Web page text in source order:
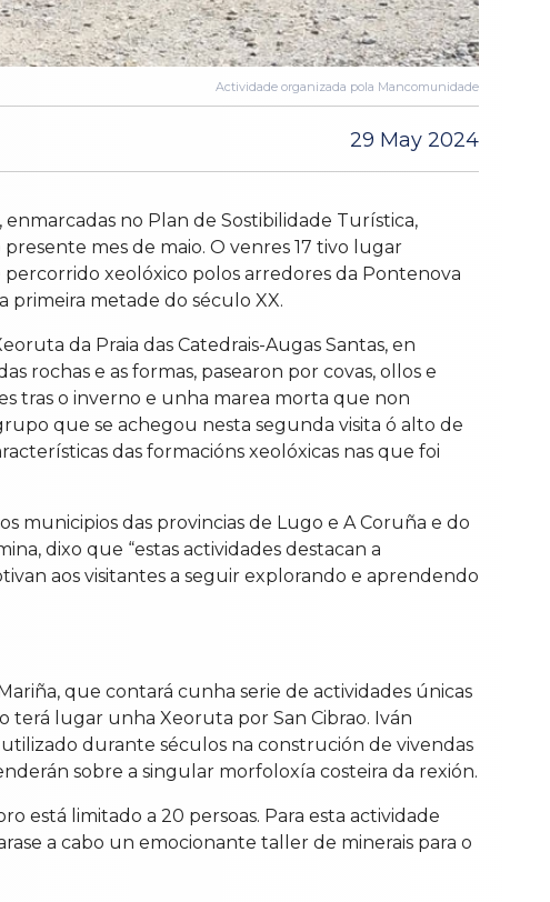
Actividade organizada pola Mancomunidade
29 May 2024
no Plan de Sostibilidade Turística,
mes de maio. O venres 17 tivo lugar
percorrido xeolóxico polos arredores da Pontenova
metade do século XX.
da Praia das Catedrais-Augas Santas, en
rochas e as formas, pasearon por covas, ollos e
tras o inverno e unha marea morta que non
que se achegou nesta segunda visita ó alto de
das formacións xeolóxicas nas que foi
municipios das provincias de Lugo e A Coruña e do
dixo que “estas actividades destacan a
aos visitantes a seguir explorando e aprendendo
que contará cunha serie de actividades únicas
terá lugar unha Xeoruta por San Cibrao. Iván
durante séculos na construción de vivendas
sobre a singular morfoloxía costeira da rexión.
está limitado a 20 persoas. Para esta actividade
a cabo un emocionante taller de minerais para o